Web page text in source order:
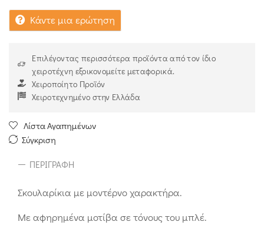
Κάντε μια ερώτηση
Επιλέγοντας περισσότερα προϊόντα από τον ίδιο
χειροτέχνη εξοικονομείτε μεταφορικά.
Χειροποίητο Προϊόν
Χειροτεχνημένο στην Ελλάδα
Λίστα Αγαπημένων
Σύγκριση
ΠΕΡΙΓΡΑΦΉ
Σκουλαρίκια με μοντέρνο χαρακτήρα.
Με αφηρημένα μοτίβα σε τόνους του μπλέ.